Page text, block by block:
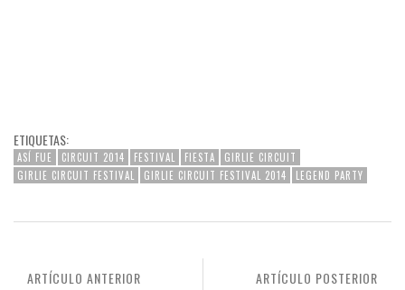
ETIQUETAS:
ASÍ FUE CIRCUIT 2014 FESTIVAL FIESTA
GIRLIE CIRCUIT
GIRLIE CIRCUIT FESTIVAL
GIRLIE CIRCUIT FESTIVAL 2014 LEGEND PARTY
ARTÍCULO POSTERIOR
ARTÍCULO ANTERIOR